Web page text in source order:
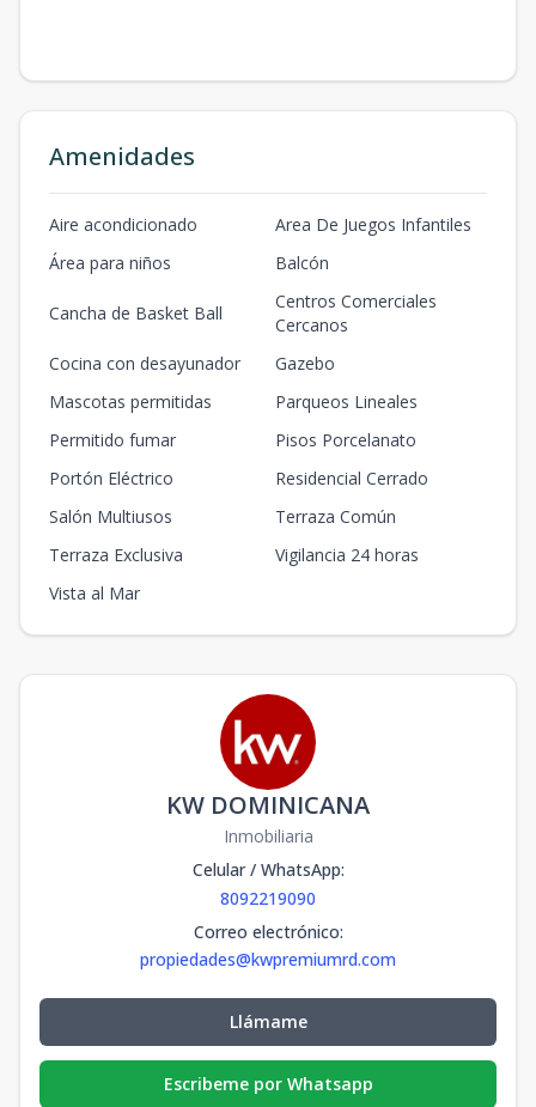
Amenidades
Aire acondicionado
Area De Juegos Infantiles
Área para niños
Balcón
Cancha de Basket Ball
Centros Comerciales
Cercanos
Cocina con desayunador
Gazebo
Mascotas permitidas
Parqueos Lineales
Permitido fumar
Pisos Porcelanato
Portón Eléctrico
Residencial Cerrado
Salón Multiusos
Terraza Común
Terraza Exclusiva
Vigilancia 24 horas
Vista al Mar
KW DOMINICANA
Inmobiliaria
Celular / WhatsApp:
8092219090
Correo electrónico:
propiedades@kwpremiumrd.com
Llámame
Escribeme por Whatsapp